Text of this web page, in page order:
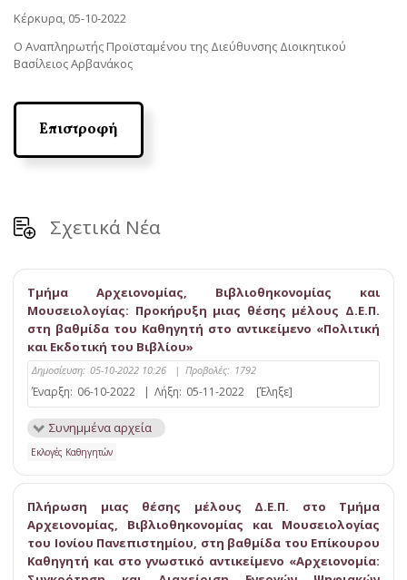
Κέρκυρα, 05-10-2022
Ο Αναπληρωτής Προϊσταμένου της Διεύθυνσης Διοικητικού
Βασίλειος Αρβανάκος
Επιστροφή
Σχετικά Νέα
Τμήμα Αρχειονομίας, Βιβλιοθηκονομίας και
Μουσειολογίας: Προκήρυξη μιας θέσης μέλους Δ.Ε.Π.
στη βαθμίδα του Καθηγητή στο αντικείμενο «Πολιτική
και Εκδοτική του Βιβλίου»
Δημοσίευση: 05-10-2022 10:26 | Προβολές: 1792
Έναρξη: 06-10-2022 | Λήξη: 05-11-2022 [Έληξε]
Συνημμένα αρχεία
Εκλογές Καθηγητών
Πλήρωση μιας θέσης μέλους Δ.Ε.Π. στο Τμήμα
Αρχειονομίας, Βιβλιοθηκονομίας και Μουσειολογίας
του Ιονίου Πανεπιστημίου, στη βαθμίδα του Eπίκουρου
Καθηγητή και στο γνωστικό αντικείμενο «Αρχειονομία: